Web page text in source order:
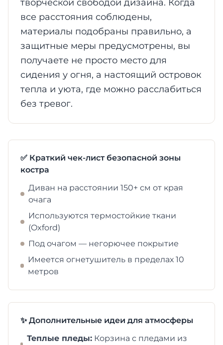
творческой свободой дизайна. Когда
все расстояния соблюдены,
материалы подобраны правильно, а
защитные меры предусмотрены, вы
получаете не просто место для
сидения у огня, а настоящий островок
тепла и уюта, где можно расслабиться
без тревог.
✅ Краткий чек-лист безопасной зоны
костра
Диван на расстоянии 150+ см от края
очага
Используются термостойкие ткани
(Oxford)
Под очагом — негорючее покрытие
Имеется огнетушитель в пределах 10
метров
✨ Дополнительные идеи для атмосферы
Теплые пледы: Корзина с пледами из